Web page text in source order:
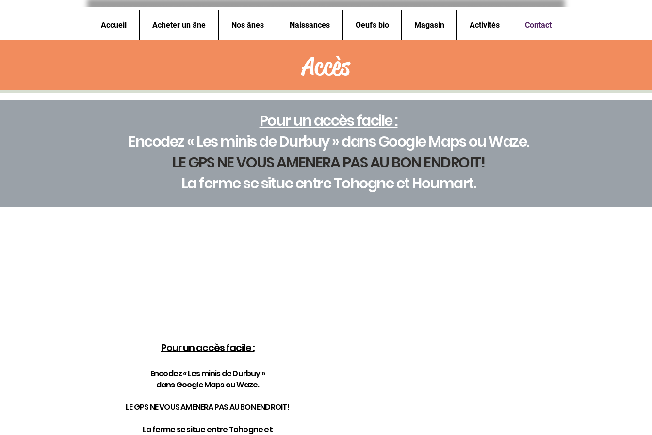
Accueil Acheter un âne Nos ânes Naissances Oeufs bio Magasin Activités Contact
Accès
Pour un accès facile :
Encodez « Les minis de Durbuy »
dans Google Maps ou Waze.
LE GPS NE VOUS AMENERA PAS AU BON ENDROIT!
La ferme se situe entre Tohogne et
Pour un accès facile :
Encodez « Les minis de Durbuy » dans Google Maps ou Waze.
LE GPS NE VOUS AMENERA PAS AU BON ENDROIT!
La ferme se situe entre Tohogne et Houmart.